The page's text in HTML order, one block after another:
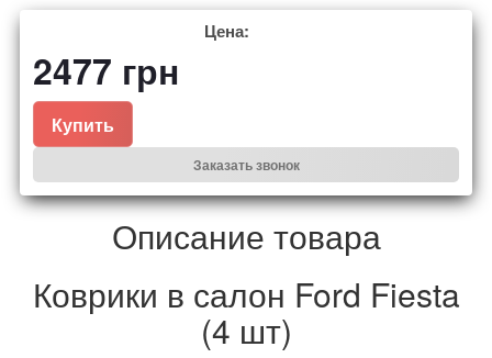
Цена:
2477 грн
Купить
Заказать звонок
Описание товара
Коврики в салон Ford Fiesta
(4 шт)